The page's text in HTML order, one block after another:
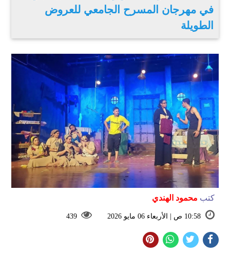
في مهرجان المسرح الجامعي للعروض
الطويلة
كتب محمود الهندي
10:58 ص | الأربعاء 06 مايو 2026 439